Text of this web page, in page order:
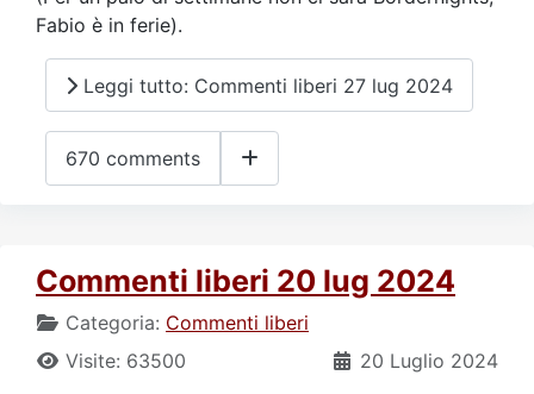
Fabio è in ferie).
Leggi tutto: Commenti liberi 27 lug 2024
670 comments
Commenti liberi 20 lug 2024
Categoria: Commenti liberi
20 Luglio 2024
Visite: 63500